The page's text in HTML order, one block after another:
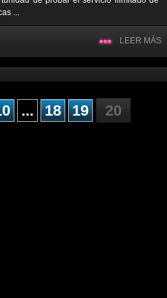
...
LEER MÁS
... 18 19 20